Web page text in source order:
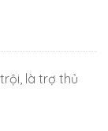
là trợ thủ